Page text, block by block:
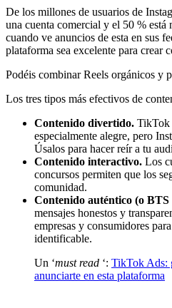
De los millones de usuarios de
una cuenta comercial y el 50 % está
cuando ve anuncios de esta en sus
plataforma sea excelente para crear
Podéis combinar Reels orgánicos y
Los tres tipos más efectivos de
Contenido divertido. TikTok
especialmente alegre, pero
Úsalos para hacer reír a tu
Contenido interactivo. Los
concursos permiten que los
comunidad.
Contenido auténtico (o BTS
mensajes honestos y
empresas y consumidores
identificable.
Un ‘must read ‘: TikTok Ads:
anunciarte en esta plataforma